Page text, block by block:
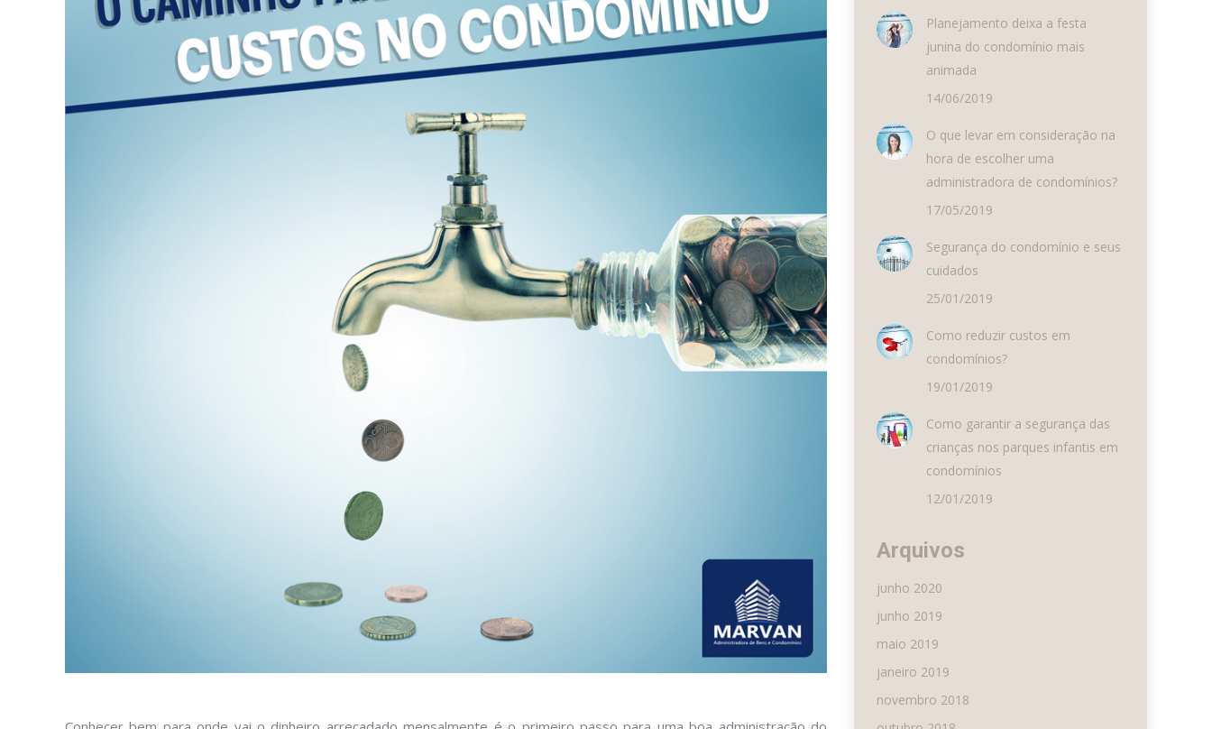
Planejamento deixa a festa
junina do condomínio mais
animada
14/06/2019
O que levar em consideração na
hora de escolher uma
administradora de condomínios?
17/05/2019
Segurança do condomínio e seus
cuidados
25/01/2019
Como reduzir custos em
condomínios?
19/01/2019
Como garantir a segurança das
crianças nos parques infantis em
condomínios
12/01/2019
Arquivos
junho 2020
junho 2019
maio 2019
janeiro 2019
novembro 2018